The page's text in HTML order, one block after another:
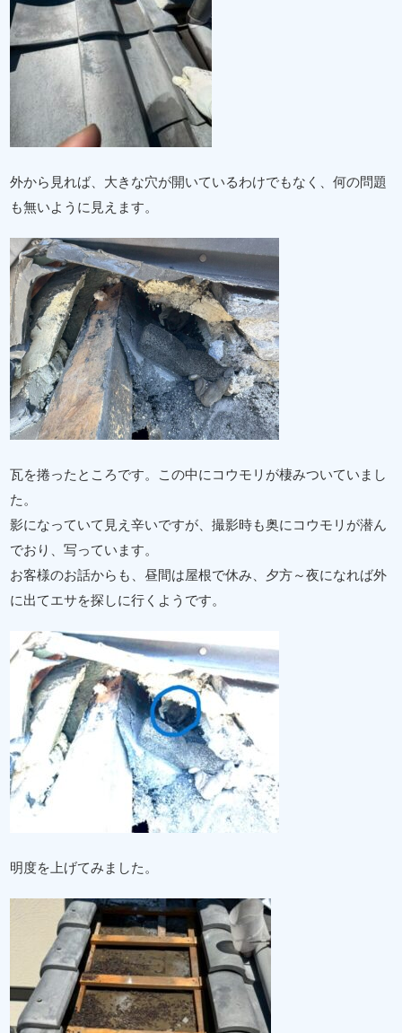
外から見れば、大きな穴が開いているわけでもなく、何の問題
も無いように見えます。
瓦を捲ったところです。この中にコウモリが棲みついていまし
た。
影になっていて見え辛いですが、撮影時も奥にコウモリが潜ん
でおり、写っています。
お客様のお話からも、昼間は屋根で休み、夕方～夜になれば外
に出てエサを探しに行くようです。
明度を上げてみました。